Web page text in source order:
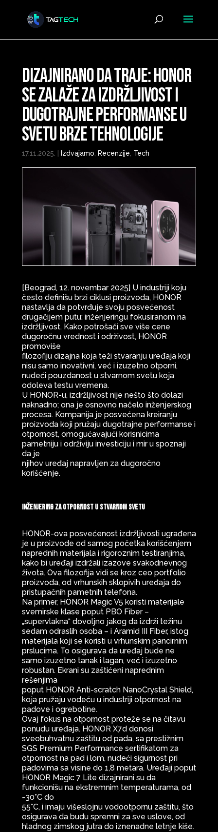
Dizajnirano da traje: HONOR
se zalaže za izdržljivost i
dugotrajne performanse u
svetu brze tehnologije
17.11.2025. Izdvajamo Recenzije Tech
[Beograd, 12. novembar 2025] U industriji koju
često definišu brzi ciklusi proizvoda, HONOR
nastavlja da potvrđuje svoju posvećenost
drugačijem putu: inženjeringu fokusiranom na
izdržljivost. Kako potrošači sve više cene
dugoročnu vrednost i održivost, HONOR
promoviše
filozofiju dizajna koja teži stvaranju uređaja koji
nisu samo inovativni, već i izuzetno otporni,
nudeći pouzdanost u stvarnom svetu koja
odoleva testu vremena.
U HONOR-u, izdržljivost nije nešto što dolazi
naknadno; ona je osnovno načelo inženjerskog
procesa. Kompanija je posvećena kreiranju
proizvoda koji pružaju dugotrajne performanse i
otpornost, omogućavajući korisnicima
pametniju i održiviju investiciju i mir u spoznaji
da je
njihov uređaj napravljen za dugoročno
korišćenje.
Inženjering za otpornost u stvarnom svetu
HONOR-ova posvećenost izdržljivosti ugrađena
je u proizvode od samog početka korišćenjem
naprednih materijala i rigoroznim testiranjima,
kako bi uređaji izdržali izazove svakodnevnog
života. Ova filozofija vidi se kroz ceo portfolio
proizvoda, od vrhunskih sklopivih uređaja do
pristupačnih pametnih telefona.
Na primer, HONOR Magic V5 koristi materijale
svemirske klase poput PBO Fiber –
„supervlakna“ dovoljno jakog da izdrži težinu
sedam odraslih osoba – i Aramid III Fiber, istog
materijala koji se koristi u vrhunskim pancirnim
prslucima. To osigurava da uređaj bude ne
samo izuzetno tanak i lagan, već i izuzetno
robustan. Ekrani su zaštićeni naprednim
rešenjima
poput HONOR Anti-scratch NanoCrystal Shield,
koja pružaju vodeću u industriji otpornost na
padove i ogrebotine.
Ovaj fokus na otpornost proteže se na čitavu
ponudu uređaja. HONOR X7d donosi
sveobuhvatnu zaštitu od pada, sa prestižnim
SGS Premium Performance sertifikatom za
otpornost na pad i lom, nudeći sigurnost pri
padovima sa visine do 1,8 metara. Uređaji poput
HONOR Magic 7 Lite dizajnirani su da
funkcionišu na ekstremnim temperaturama, od
-30°C do
55°C, i imaju višeslojnu vodootpornu zaštitu, što
osigurava da budu spremni za sve uslove, od
hladnog zimskog jutra do iznenadne letnje kiše.